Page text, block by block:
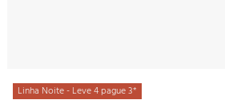
Linha Noite - Leve 4 pague 3*